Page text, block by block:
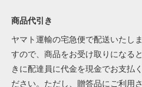
商品代引き
ヤマト運輸の宅急便で配送いたしま
すので、商品をお受け取りになると
きに配達員に代金を現金でお支払く
ださい。ただし、贈答品にご利用さ